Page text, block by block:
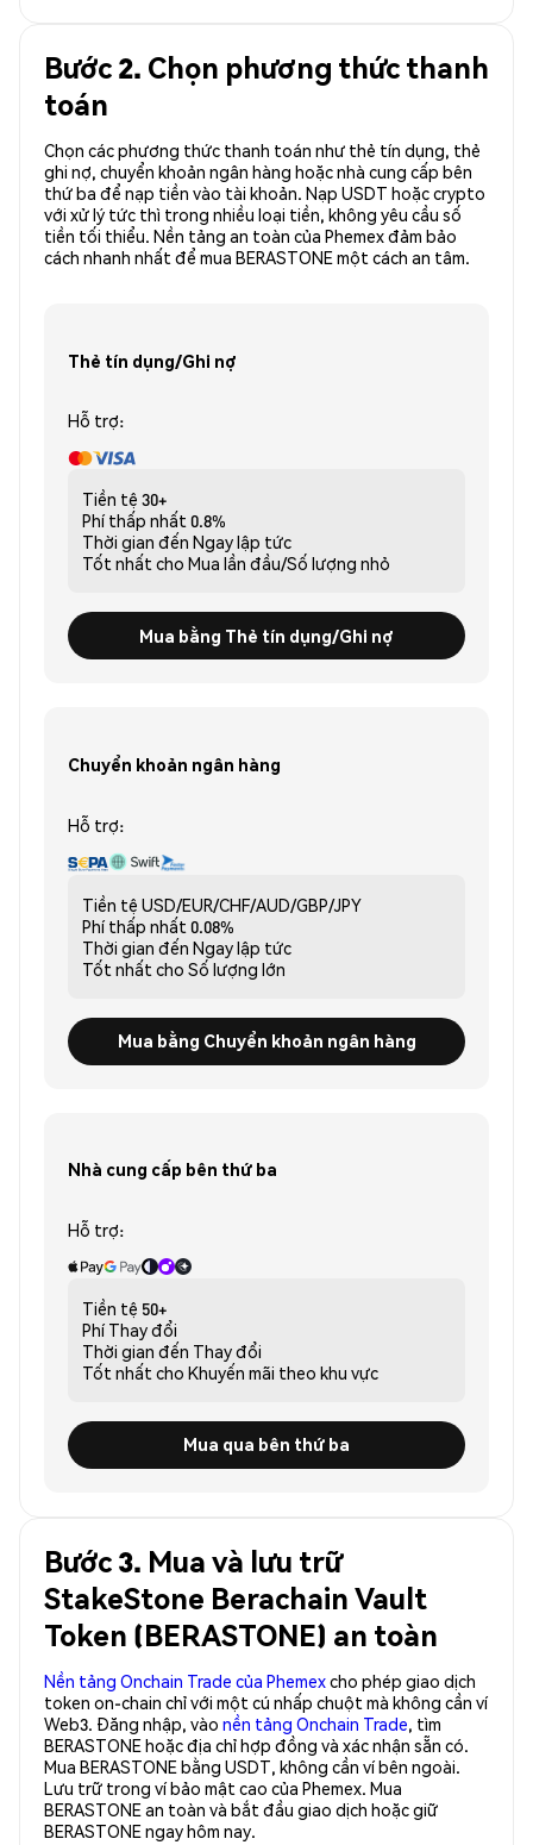
Bước 2. Chọn phương thức thanh
toán
Chọn các phương thức thanh toán như thẻ tín dụng, thẻ
ghi nợ, chuyển khoản ngân hàng hoặc nhà cung cấp bên
thứ ba để nạp tiền vào tài khoản. Nạp USDT hoặc crypto
với xử lý tức thì trong nhiều loại tiền, không yêu cầu số
tiền tối thiểu. Nền tảng an toàn của Phemex đảm bảo
cách nhanh nhất để mua BERASTONE một cách an tâm.
Thẻ tín dụng/Ghi nợ
Hỗ trợ:
Tiền tệ 30+
Phí thấp nhất 0.8%
Thời gian đến Ngay lập tức
Tốt nhất cho Mua lần đầu/Số lượng nhỏ
Mua bằng Thẻ tín dụng/Ghi nợ
Chuyển khoản ngân hàng
Hỗ trợ:
Tiền tệ USD/EUR/CHF/AUD/GBP/JPY
Phí thấp nhất 0.08%
Thời gian đến Ngay lập tức
Tốt nhất cho Số lượng lớn
Mua bằng Chuyển khoản ngân hàng
Nhà cung cấp bên thứ ba
Hỗ trợ:
Tiền tệ 50+
Phí Thay đổi
Thời gian đến Thay đổi
Tốt nhất cho Khuyến mãi theo khu vực
Mua qua bên thứ ba
Bước 3. Mua và lưu trữ
StakeStone Berachain Vault
Token (BERASTONE) an toàn
Nền tảng Onchain Trade của Phemexcho phép giao dịch
token on-chain chỉ với một cú nhấp chuột mà không cần ví
Web3. Đăng nhập, vào nền tảng Onchain Trade, tìm
BERASTONE hoặc địa chỉ hợp đồng và xác nhận sẵn có.
Mua BERASTONE bằng USDT, không cần ví bên ngoài.
Lưu trữ trong ví bảo mật cao của Phemex. Mua
BERASTONE an toàn và bắt đầu giao dịch hoặc giữ
BERASTONE ngay hôm nay.